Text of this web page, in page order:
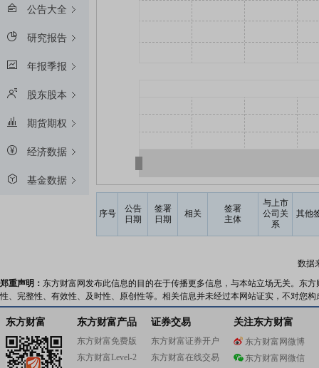
公告大全
研究报告
年报季报
股东股本
期货期权
经济数据
基金数据
序号
公告
日期
签署
日期
相关
签署
主体
与上市
公司关
系
其他
数据
郑重声明： 东方财富网发布此信息的目的在于传播更多信息，与本站立场无关。东
性、完整性、有效性、及时性、原创性等。相关信息并未经过本网站证实，不对您
东方财富 东方财富产品
东方财富免费版
东方财富Level-2
证券交易
东方财富证券开户
东方财富在线交易
关注东方财富
东方财富网微博
东方财富网微信